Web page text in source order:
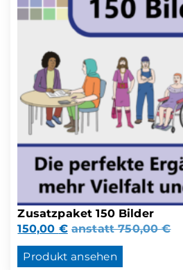
Zusatzpaket 150 Bilder
150,00 € anstatt750,00€
Produkt ansehen